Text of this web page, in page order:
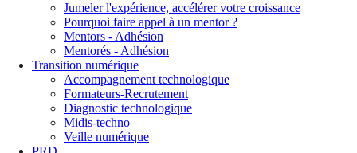
Jumeler l'expérience, accélérer votre croissance
Pourquoi faire appel à un mentor ?
Mentors - Adhésion
Mentorés - Adhésion
Transition numérique
Accompagnement technologique
Formateurs-Recrutement
Diagnostic technologique
Midis-techno
Veille numérique